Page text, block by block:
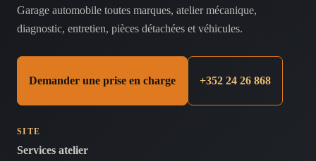
Garage automobile toutes marques, atelier mécanique,
diagnostic, entretien, pièces détachées et véhicules.
Demander une prise en charge +352 24 26 868
SITE
Services atelier